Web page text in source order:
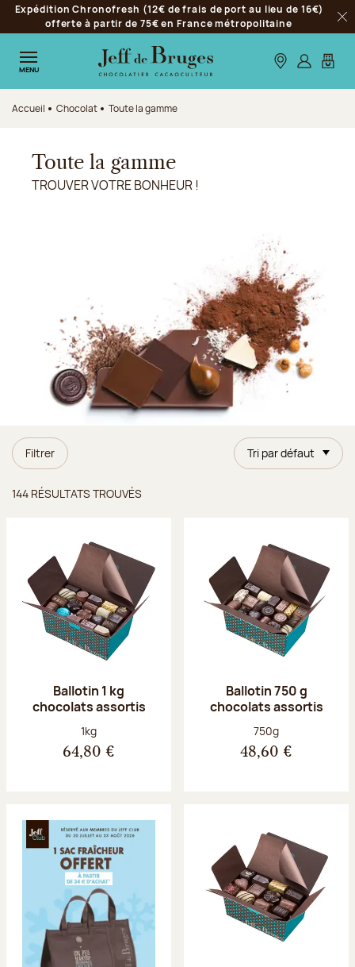
Aller à la navigation
Aller au contenu principal
Aller au pied de page
Expédition Chronofresh (12€ de frais de port au lieu de 16€)
offerte à partir de 75€ en France métropolitaine
MENU Nos boutiques
S’identifier
Mon
Accueil Chocolat Toute la gamme
Toute la gamme
TROUVER VOTRE BONHEUR !
Filtrer Tri par défaut
144 RÉSULTATS TROUVÉS
Ballotin 1 kg
chocolats assortis
Poids net :
1kg
64,80 €
Ballotin 750 g
chocolats assortis
Poids net :
750g
48,60 €